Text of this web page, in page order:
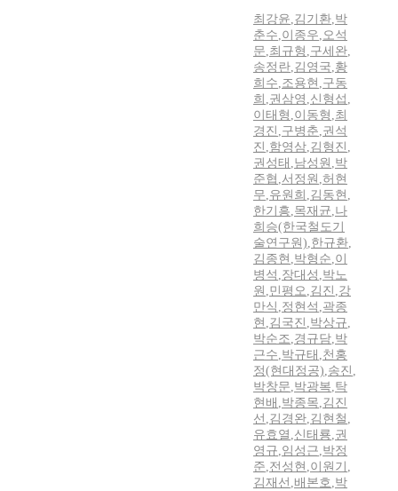
최강윤,김기환,박
춘수,이종우,오석
문,최규형 ,구세완,
송정란,김영국,황
희수,조용현 ,구동
희 ,권삼영 ,신형섭 ,
이태형 ,이동형 ,최
경진 ,구병춘,권석
진 ,함영삼,김형진 ,
권성태 ,남성원 ,박
준협 ,서정원 ,허현
무,유원희 ,김동현 ,
한기흥,목재균,나
희승(한국철도기
술연구원),한규환,
김종현 ,박형순,이
병석 ,장대성 ,박노
원 ,민평오,김진 ,강
만식 ,정현석 ,곽종
현 ,김국진 ,박상규,
박순조,경규담,박
근수,박규태 ,천홍
정(현대정공),송진 ,
박창문,박광복,탁
현배 ,박종목,김진
선 ,김경완,김현철 ,
유효열 ,신태룡,권
영규,임성근,박정
준,전성현 ,이원기 ,
김재선 ,배본호,박